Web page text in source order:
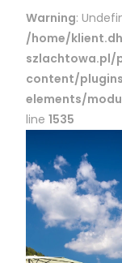
Warning:
/home/
content/
elements/
line1535